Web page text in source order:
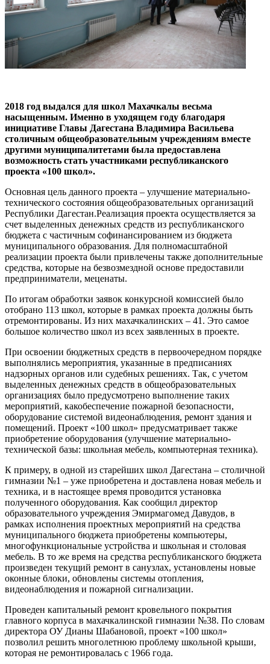
2018 год выдался для школ Махачкалы весьма
насыщенным. Именно в уходящем году благодаря
инициативе Главы Дагестана Владимира Васильева
столичным общеобразовательным учреждениям вместе
другими муниципалитетами была предоставлена
возможность стать участниками республиканского
проекта «100 школ».
Основная цель данного проекта – улучшение материально-
технического состояния общеобразовательных организаций
Республики Дагестан.Реализация проекта осуществляется за
счет выделенных денежных средств из республиканского
бюджета с частичным софинансированием из бюджета
муниципального образования. Для полномасштабной
реализации проекта были привлечены также дополнительные
средства, которые на безвозмездной основе предоставили
предприниматели, меценаты.
По итогам обработки заявок конкурсной комиссией было
отобрано 113 школ, которые в рамках проекта должны быть
отремонтированы. Из них махачкалинских – 41. Это самое
большое количество школ из всех заявленных в проекте.
При освоении бюджетных средств в первоочередном порядке
выполнялись мероприятия, указанные в предписаниях
надзорных органов или судебных решениях. Так, с учетом
выделенных денежных средств в общеобразовательных
организациях было предусмотрено выполнение таких
мероприятий, какобеспечение пожарной безопасности,
оборудование системой видеонаблюдения, ремонт здания и
помещений. Проект «100 школ» предусматривает также
приобретение оборудования (улучшение материально-
технической базы: школьная мебель, компьютерная техника).
К примеру, в одной из старейших школ Дагестана – столичной
гимназии №1 – уже приобретена и доставлена новая мебель и
техника, и в настоящее время проводится установка
полученного оборудования. Как сообщил директор
образовательного учреждения Эмирмагомед Давудов, в
рамках исполнения проектных мероприятий на средства
муниципального бюджета приобретены компьютеры,
многофункциональные устройства и школьная и столовая
мебель. В то же время на средства республиканского бюджета
произведен текущий ремонт в санузлах, установлены новые
оконные блоки, обновлены системы отопления,
видеонаблюдения и пожарной сигнализации.
Проведен капитальный ремонт кровельного покрытия
главного корпуса в махачкалинской гимназии №38. По словам
директора ОУ Дианы Шабановой, проект «100 школ»
позволил решить многолетнюю проблему школьной крыши,
которая не ремонтировалась с 1966 года.